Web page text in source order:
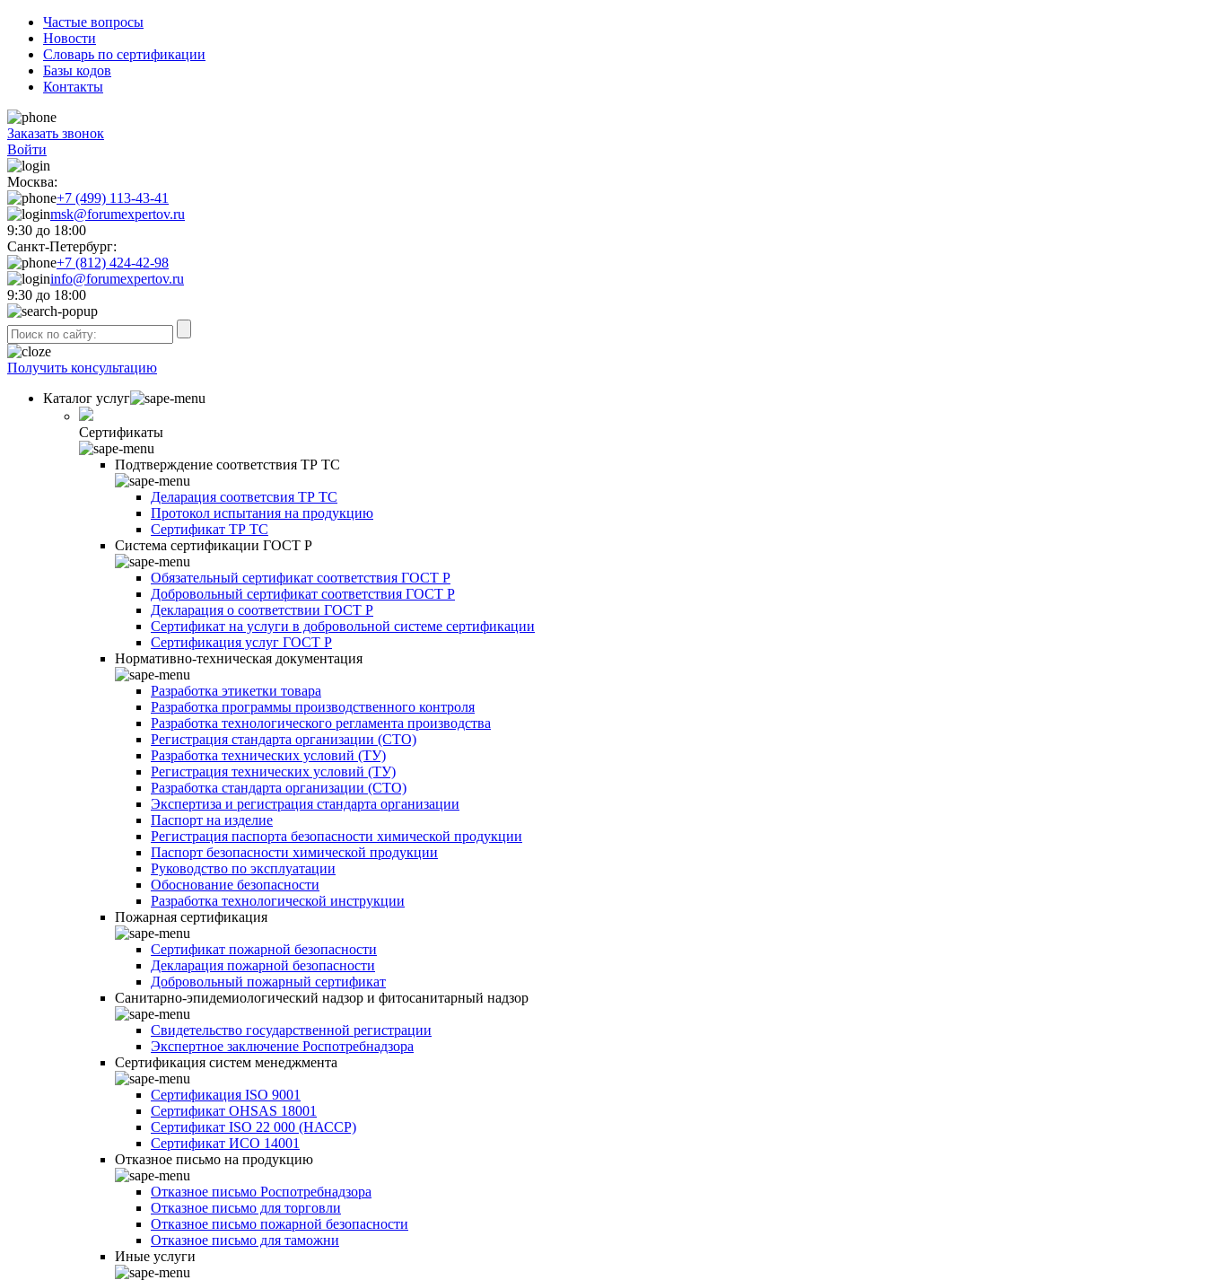
Частые вопросы
Новости
Словарь по сертификации
Базы кодов
Контакты
Заказать звонок
Войти
Москва:
+7 (499) 113-43-41
msk@forumexpertov.ru
9:30 до 18:00
Санкт-Петербург:
+7 (812) 424-42-98
info@forumexpertov.ru
9:30 до 18:00
Получить консультацию
Каталог услуг
Сертификаты
Подтверждение соответствия ТР ТС
Деларация соответсвия ТР ТС
Протокол испытания на продукцию
Сертификат ТР ТС
Система сертификации ГОСТ Р
Обязательный сертификат соответствия ГОСТ Р
Добровольный сертификат соответствия ГОСТ Р
Декларация о соответствии ГОСТ Р
Сертификат на услуги в добровольной системе сертификации
Сертификация услуг ГОСТ Р
Нормативно-техническая документация
Разработка этикетки товара
Разработка программы производственного контроля
Разработка технологического регламента производства
Регистрация стандарта организации (СТО)
Разработка технических условий (ТУ)
Регистрация технических условий (ТУ)
Разработка стандарта организации (СТО)
Экспертиза и регистрация стандарта организации
Паспорт на изделие
Регистрация паспорта безопасности химической продукции
Паспорт безопасности химической продукции
Руководство по эксплуатации
Обоснование безопасности
Разработка технологической инструкции
Пожарная сертификация
Сертификат пожарной безопасности
Декларация пожарной безопасности
Добровольный пожарный сертификат
Санитарно-эпидемиологический надзор и фитосанитарный надзор
Свидетельство государственной регистрации
Экспертное заключение Роспотребнадзора
Сертификация систем менеджмента
Сертификация ISO 9001
Сертификат OHSAS 18001
Сертификат ISO 22 000 (НАССР)
Сертификат ИСО 14001
Отказное письмо на продукцию
Отказное письмо Роспотребнадзора
Отказное письмо для торговли
Отказное письмо пожарной безопасности
Отказное письмо для таможни
Иные услуги